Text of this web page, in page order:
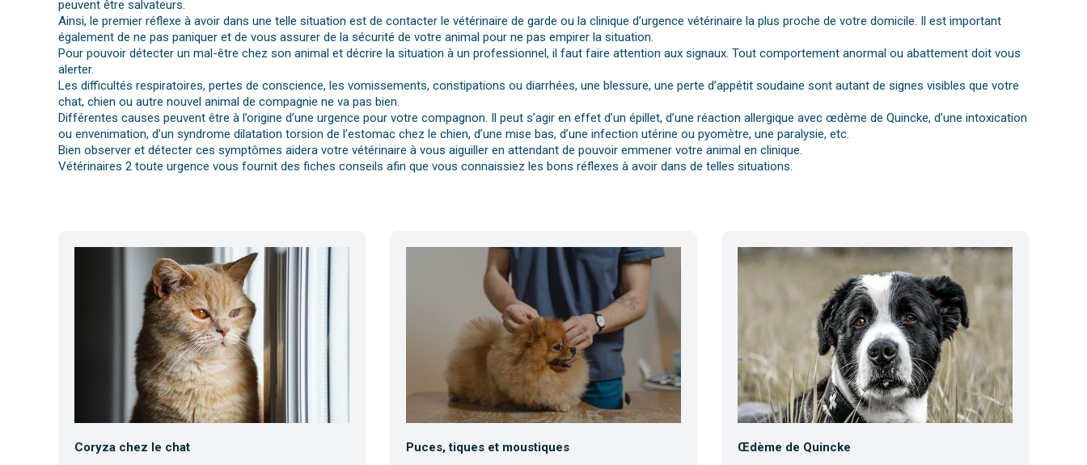
peuvent être salvateurs.
Ainsi, le premier réflexe à avoir dans une telle situation est de contacter le vétérinaire de garde ou la clinique d’urgence vétérinaire la plus proche de votre domicile. Il est important
également de ne pas paniquer et de vous assurer de la sécurité de votre animal pour ne pas empirer la situation.
Pour pouvoir détecter un mal-être chez son animal et décrire la situation à un professionnel, il faut faire attention aux signaux. Tout comportement anormal ou abattement doit vous
alerter.
Les difficultés respiratoires, pertes de conscience, les vomissements, constipations ou diarrhées, une blessure, une perte d’appétit soudaine sont autant de signes visibles que votre
chat, chien ou autre nouvel animal de compagnie ne va pas bien.
Différentes causes peuvent être à l’origine d’une urgence pour votre compagnon. Il peut s’agir en effet d’un épillet, d’une réaction allergique avec œdème de Quincke, d’une intoxication
ou envenimation, d’un syndrome dilatation torsion de l’estomac chez le chien, d’une mise bas, d’une infection utérine ou pyomètre, une paralysie, etc.
Bien observer et détecter ces symptômes aidera votre vétérinaire à vous aiguiller en attendant de pouvoir emmener votre animal en clinique.
Vétérinaires 2 toute urgence vous fournit des fiches conseils afin que vous connaissiez les bons réflexes à avoir dans de telles situations.
Coryza chez le chat Puces, tiques et moustiques Œdème de Quincke